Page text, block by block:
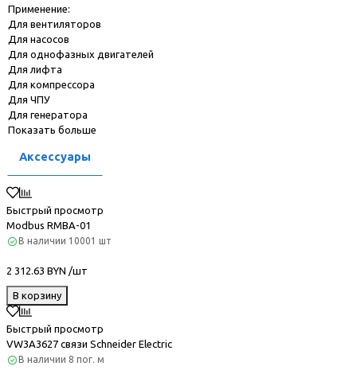
Применение:
Для вентиляторов
Для насосов
Для однофазных двигателей
Для лифта
Для компрессора
Для ЧПУ
Для генератора
Показать больше
Аксессуары
Быстрый просмотр
Modbus RMBA-01
В наличии 10001 шт
2 312.63 BYN /шт
В корзину
Быстрый просмотр
VW3A3627 связи Schneider Electric
В наличии 8 пог. м